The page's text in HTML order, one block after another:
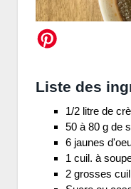
Liste des
1/2 litre de
50 à 80 g de
6 jaunes
1 cuil. à
2 grosses